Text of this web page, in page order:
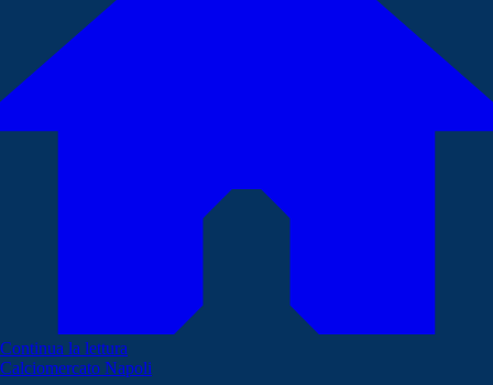
Continua la lettura
Calciomercato Napoli